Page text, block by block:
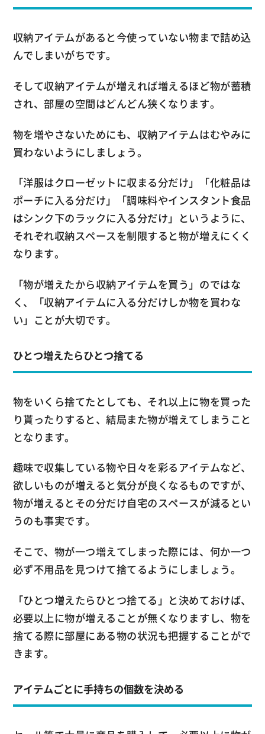
収納アイテムがあると今使っていない物まで詰め込
んでしまいがちです。
そして収納アイテムが増えれば増えるほど物が蓄積
され、部屋の空間はどんどん狭くなります。
物を増やさないためにも、収納アイテムはむやみに
買わないようにしましょう。
「洋服はクローゼットに収まる分だけ」「化粧品は
ポーチに入る分だけ」「調味料やインスタント食品
はシンク下のラックに入る分だけ」というように、
それぞれ収納スペースを制限すると物が増えにくく
なります。
「物が増えたから収納アイテムを買う」のではな
く、「収納アイテムに入る分だけしか物を買わな
い」ことが大切です。
ひとつ増えたらひとつ捨てる
物をいくら捨てたとしても、それ以上に物を買った
り貰ったりすると、結局また物が増えてしまうこと
となります。
趣味で収集している物や日々を彩るアイテムなど、
欲しいものが増えると気分が良くなるものですが、
物が増えるとその分だけ自宅のスペースが減るとい
うのも事実です。
そこで、物が一つ増えてしまった際には、何か一つ
必ず不用品を見つけて捨てるようにしましょう。
「ひとつ増えたらひとつ捨てる」と決めておけば、
必要以上に物が増えることが無くなりますし、物を
捨てる際に部屋にある物の状況も把握することがで
きます。
アイテムごとに手持ちの個数を決める